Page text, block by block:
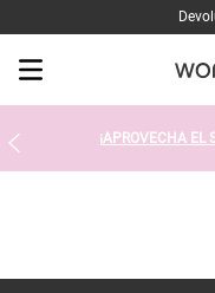
¡APROVECHA EL